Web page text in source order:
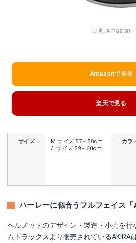
出典:Amazon
Amazonで見る
楽天で見る
サイズ
M サイズ 57～58cm
/Lサイズ 59～60cm
カラ
ハーレーに似合うフルフェイス
ヘルメットのデザイン・製造・小売を行
ムトラックスより販売されているAKIRA